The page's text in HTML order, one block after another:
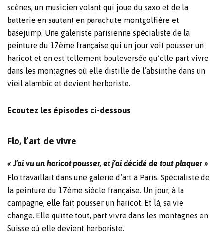
scènes, un musicien volant qui joue du saxo et de la
batterie en sautant en parachute montgolfière et
basejump. Une galeriste parisienne spécialiste de la
peinture du 17ème française qui un jour voit pousser un
haricot et en est tellement bouleversée qu’elle part vivre
dans les montagnes où elle distille de l’absinthe dans un
vieil alambic et devient herboriste.
Ecoutez les épisodes ci-dessous
Flo, l’art de vivre
« J’ai vu un haricot pousser, et j’ai décidé de tout plaquer »
Flo travaillait dans une galerie d’art à Paris. Spécialiste de
la peinture du 17ème siècle française. Un jour, à la
campagne, elle fait pousser un haricot. Et là, sa vie
change. Elle quitte tout, part vivre dans les montagnes en
Suisse où elle devient herboriste.